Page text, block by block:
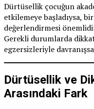
Dürtüsellik çocuğun
etkilemeye başladıysa,
değerlendirmesi
Gerekli durumlarda
egzersizleriyle
Dürtüsellik ve
Arasındaki Fark